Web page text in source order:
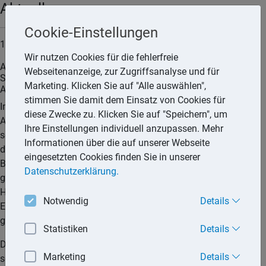
Aktuell
11.06.2026
Aufzeichnungspflicht eines selbständig tätigen
Steuerpflichtigen für Aufwendungen für das häusliche
Arbeitszimmer
Im Zusammenhang mit der Abzugsfähigkeit der
Aufwendungen für ein häusliches Arbeitszimmers eines
selbständig tätigen Steuerpflichtigen, der seinen Gewinn nach
der Einnahme-Überschussrechnung ermittelt, hat der
Bundesfinanzhof (BFH) die für solche Aufwendungen
geltende Aufzeichnungspflicht in inhaltlicher und zeitlicher
Hinsicht konkretisiert. Diese Anforderungen sind einzuhalten.
Ein Verstoß führt dazu, dass die Aufwendungen
grundsätzlich nicht abzugsfähig sind.
Der Kläger, der im Streitjahr unter anderem Einkünfte aus
selbständiger Arbeit erzielte, bewohnte ein Eigenheim
Cookie-Einstellungen
Wir nutzen Cookies für die fehlerfreie
Webseitenanzeige, zur Zugriffsanalyse und für
Marketing. Klicken Sie auf "Alle auswählen",
stimmen Sie damit dem Einsatz von Cookies für
diese Zwecke zu. Klicken Sie auf "Speichern", um
Ihre Einstellungen individuell anzupassen. Mehr
Informationen über die auf unserer Webseite
eingesetzten Cookies finden Sie in unserer
Datenschutzerklärung.
Notwendig Details
Statistiken Details
Marketing Details